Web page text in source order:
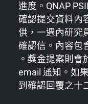
進度。QNAP
確認提交資料內
供，一週內研究
確認信。內容包
。獎金提案則會
email 通知。如
到確認回覆之十